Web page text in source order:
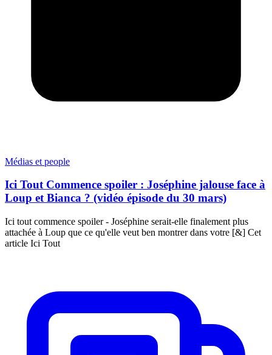
Médias et people
Ici Tout Commence spoiler : Joséphine jalouse face à
Loup et Bianca ? (vidéo épisode du 30 mars)
Ici tout commence spoiler - Joséphine serait-elle finalement plus
attachée à Loup que ce qu'elle veut ben montrer dans votre [&] Cet
article Ici Tout